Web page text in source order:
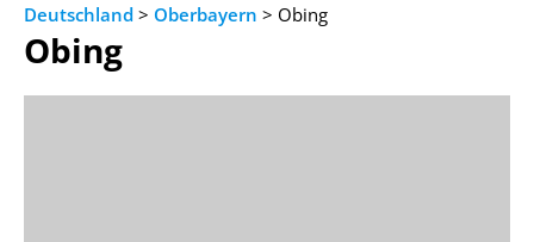
Deutschland > Oberbayern > Obing
Obing